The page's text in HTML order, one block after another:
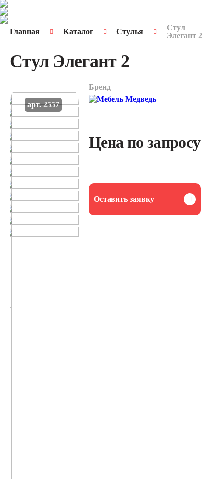
Главная Каталог Стулья
Стул
Элегант 2
Стул Элегант 2
арт. 2557
Бренд
Цена по запросу
Оставить заявку